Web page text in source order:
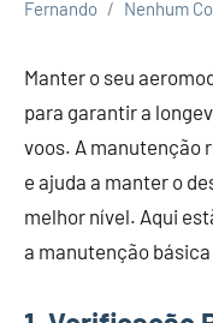
Fernando
Nenhum
Manter o seu
para garantir a
voos. A manutenção
e ajuda a manter o
melhor nível. Aqui
a manutenção